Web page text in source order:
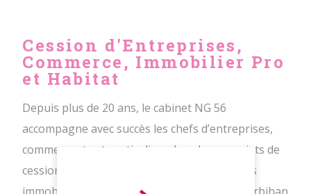
Cession d'Entreprises,
Commerce, Immobilier Pro
et Habitat
Depuis plus de 20 ans, le cabinet NG 56
accompagne avec succès les chefs d’entreprises,
commerçants et particuliers dans leurs projets de
cession, acquisition ou transmission de biens